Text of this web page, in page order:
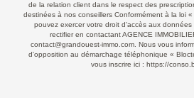
de la relation client dans le respect des
destinées à nos conseillers Conformément à la loi
pouvez exercer votre droit d'accès aux
rectifier en contactant AGENCE
contact@grandouest-immo.com. Nous vous
d'opposition au démarchage téléphonique «
vous inscrire ici : https://